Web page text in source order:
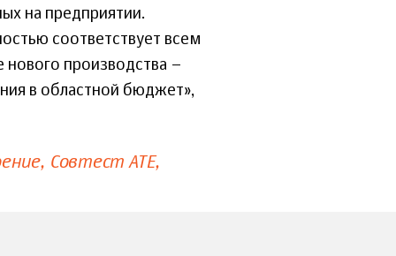
на предприятии.
соответствует всем
производства –
в областной бюджет»,
Совтест АТЕ